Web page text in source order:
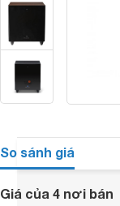
So sánh giá
Giá của 4 nơi bán